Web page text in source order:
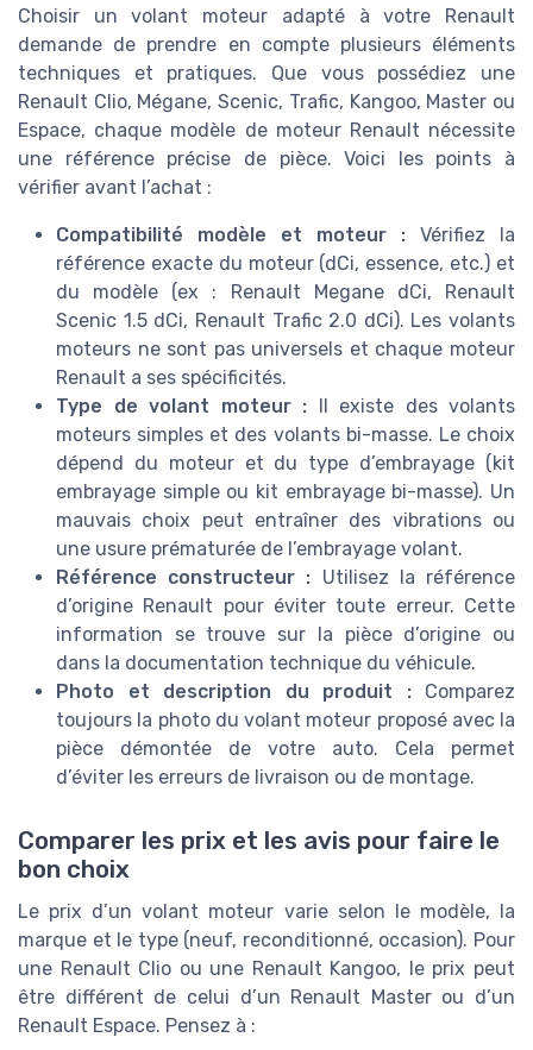
Choisir un volant moteur adapté à votre Renault
demande de prendre en compte plusieurs éléments
techniques et pratiques. Que vous possédiez une
Renault Clio, Mégane, Scenic, Trafic, Kangoo, Master ou
Espace, chaque modèle de moteur Renault nécessite
une référence précise de pièce. Voici les points à
vérifier avant l’achat :
Compatibilité modèle et moteur : Vérifiez la
référence exacte du moteur (dCi, essence, etc.) et
du modèle (ex : Renault Megane dCi, Renault
Scenic 1.5 dCi, Renault Trafic 2.0 dCi). Les volants
moteurs ne sont pas universels et chaque moteur
Renault a ses spécificités.
Type de volant moteur : Il existe des volants
moteurs simples et des volants bi-masse. Le choix
dépend du moteur et du type d’embrayage (kit
embrayage simple ou kit embrayage bi-masse). Un
mauvais choix peut entraîner des vibrations ou
une usure prématurée de l’embrayage volant.
Référence constructeur : Utilisez la référence
d’origine Renault pour éviter toute erreur. Cette
information se trouve sur la pièce d’origine ou
dans la documentation technique du véhicule.
Photo et description du produit :Comparez
toujours la photo du volant moteur proposé avec la
pièce démontée de votre auto. Cela permet
d’éviter les erreurs de livraison ou de montage.
Comparer les prix et les avis pour faire le
bon choix
Le prix d’un volant moteur varie selon le modèle, la
marque et le type (neuf, reconditionné, occasion). Pour
une Renault Clio ou une Renault Kangoo, le prix peut
être différent de celui d’un Renault Master ou d’un
Renault Espace. Pensez à :